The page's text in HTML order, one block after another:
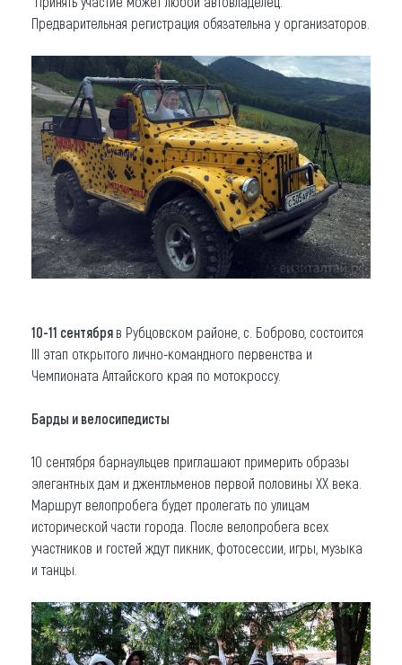
Предварительная регистрация обязательна у организаторов.
10-11 сентября в Рубцовском районе, с. Боброво, состоится
III этап открытого лично-командного первенства и
Чемпионата Алтайского края по мотокроссу.
Барды и велосипедисты
10 сентября барнаульцев приглашают примерить образы
элегантных дам и джентльменов первой половины XX века.
Маршрут велопробега будет пролегать по улицам
исторической части города. После велопробега всех
участников и гостей ждут пикник, фотосессии, игры, музыка
и танцы.